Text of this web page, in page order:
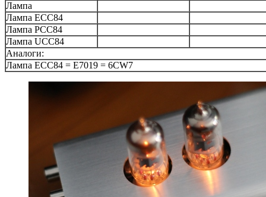
Лампа
Лампа ECC84
Лампа PCC84
Лампа UCC84
Аналоги:
Лампа ECC84 = E7019 = 6CW7